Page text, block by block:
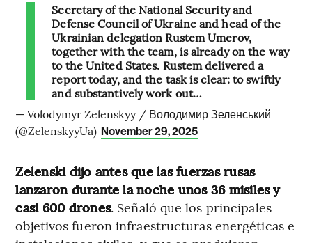
Secretary of the National Security and
Defense Council of Ukraine and head of the
Ukrainian delegation Rustem Umerov,
together with the team, is already on the way
to the United States. Rustem delivered a
report today, and the task is clear: to swiftly
and substantively work out…
— Volodymyr Zelenskyy / Володимир Зеленський
(@ZelenskyyUa) November 29, 2025
Zelenski dijo antes que las fuerzas rusas
lanzaron durante la noche unos 36 misiles y
casi 600 drones. Señaló que los principales
objetivos fueron infraestructuras energéticas e